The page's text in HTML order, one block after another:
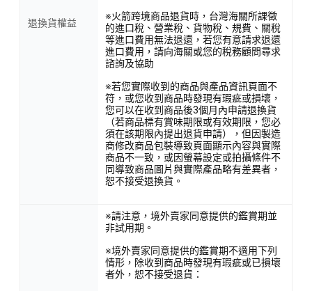
退換貨權益
※火箭跨境商品退貨時，台灣海關所課徵
的進口稅、營業稅、貨物稅、規費、關稅
等進口費用無法退還，若您有意請求退還
進口費用，請向海關或您的稅務顧問尋求
諮詢及協助
※若您實際收到的商品與產品資訊頁面不
符，或您收到商品時發現有瑕疵或損壞，
您可以在收到商品後3個月內申請退換貨
（若商品標有賞味期限或有效期限，您必
須在該期限內提出退貨申請），但因製造
商修改商品包裝導致頁面顯示內容與實際
商品不一致，或因螢幕設定或拍攝條件不
同導致商品圖片與實際產品略有差異者，
恕不接受退換貨。
※請注意，境外賣家同意提供的鑑賞期並
非試用期。
※境外賣家同意提供的鑑賞期不適用下列
情形，除收到商品時發現有瑕疵或已損壞
者外，恕不接受退貨：